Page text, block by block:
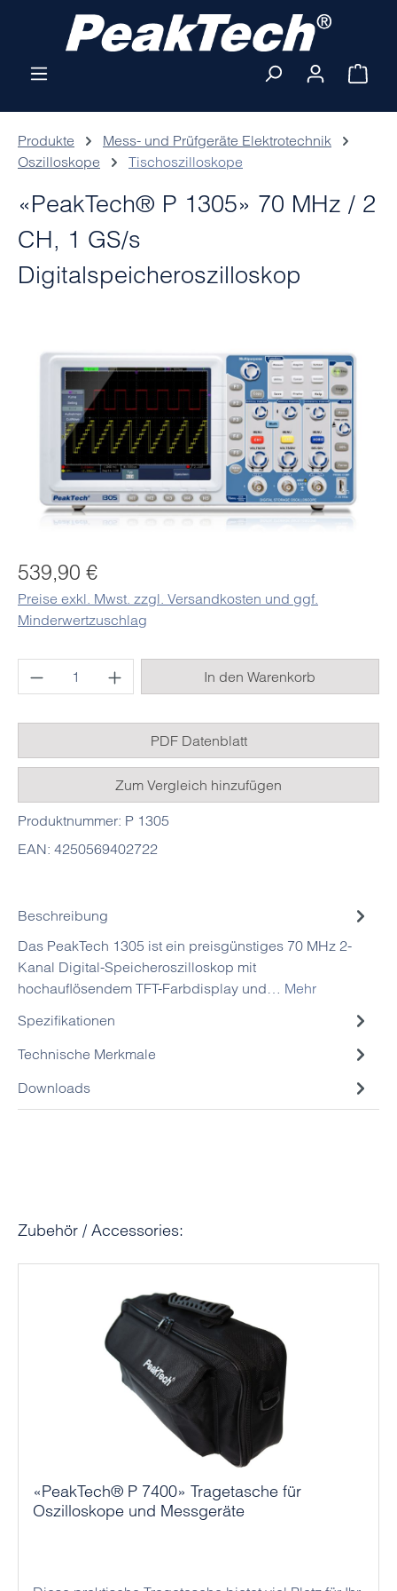
Zum Hauptinhalt springen
Produkte
Mess- und Prüfgeräte Elektrotechnik
Oszilloskope
Tischoszilloskope
«PeakTech® P 1305» 70 MHz / 2
CH, 1 GS/s
Digitalspeicheroszilloskop
Bildergalerie überspringen
Regulärer Preis:
539,90 €
Preise exkl. Mwst. zzgl. Versandkosten und ggf.
Minderwertzuschlag
Produkt Anzahl: Gib den gewünschten
In den Warenkorb
PDF Datenblatt
Zum Vergleich hinzufügen
Produktnummer: P 1305
EAN: 4250569402722
Beschreibung
Das PeakTech 1305 ist ein preisgünstiges 70 MHz 2-
Kanal Digital-Speicheroszilloskop mit
hochauflösendem TFT-Farbdisplay und… Mehr
Spezifikationen
Technische Merkmale
Downloads
Produktgalerie überspringen
Zubehör / Accessories:
«PeakTech® P 7400» Tragetasche für
Oszilloskope und Messgeräte